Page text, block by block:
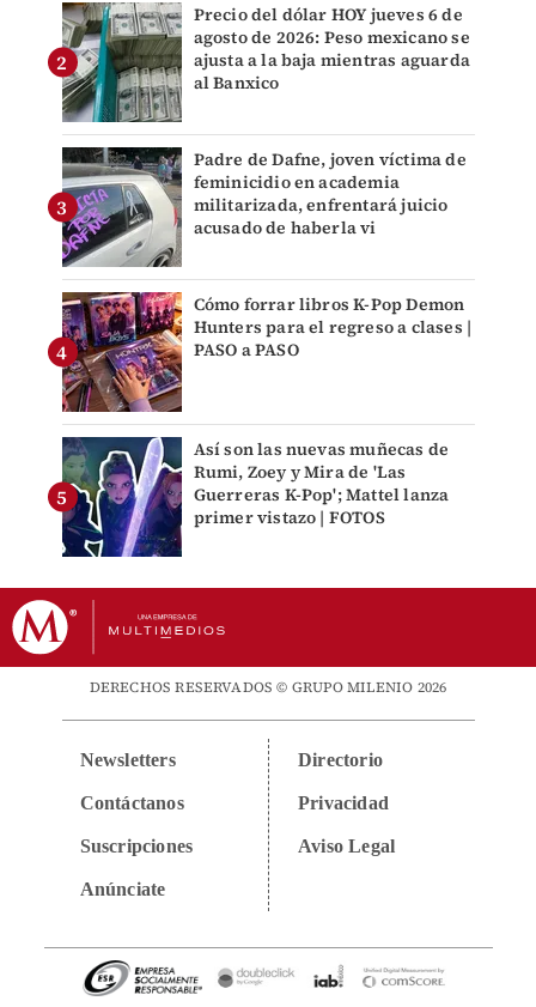
Precio del dólar HOY jueves 6 de
agosto de 2026: Peso mexicano se
ajusta a la baja mientras aguarda
al Banxico
Padre de Dafne, joven víctima de
feminicidio en academia
militarizada, enfrentará juicio
acusado de haberla vi
Cómo forrar libros K-Pop Demon
Hunters para el regreso a clases |
PASO a PASO
Así son las nuevas muñecas de
Rumi, Zoey y Mira de 'Las
Guerreras K-Pop'; Mattel lanza
primer vistazo | FOTOS
DERECHOS RESERVADOS © GRUPO MILENIO 2026
Newsletters
Contáctanos
Suscripciones
Anúnciate
Directorio
Privacidad
Aviso Legal